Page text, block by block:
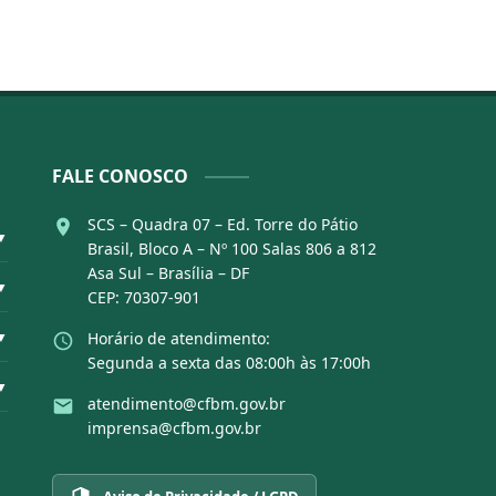
FALE CONOSCO
SCS – Quadra 07 – Ed. Torre do Pátio
Brasil, Bloco A – Nº 100 Salas 806 a 812
Asa Sul – Brasília – DF
CEP: 70307-901
Horário de atendimento:
Segunda a sexta das 08:00h às 17:00h
atendimento@cfbm.gov.br
imprensa@cfbm.gov.br